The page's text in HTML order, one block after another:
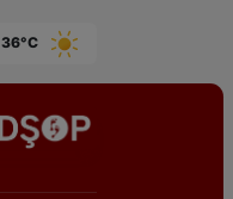
36°C - هەولێر